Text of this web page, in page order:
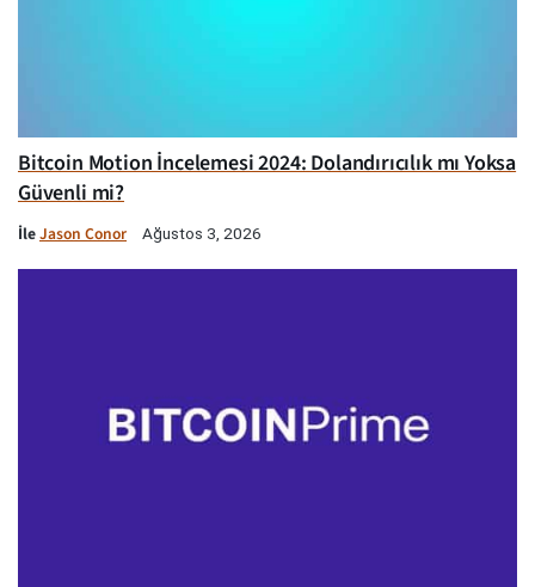
Bitcoin Motion İncelemesi 2024: Dolandırıcılık mı Yoksa
Güvenli mi?
İleJason Conor Ağustos 3, 2026